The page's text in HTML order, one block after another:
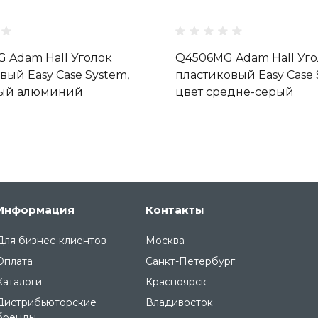
Adam Hall Уголок
Easy Case System,
алюминий
Q4506MG Adam Hall
пластиковый Easy Case
цвет средне-серый
бизнес-клиентов
Контакты
Москва
Санкт-Петербург
Красноярск
Владивосток